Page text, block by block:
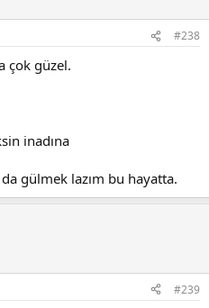
#238
çok güzel.
inadına
gülmek lazım bu hayatta.
#239